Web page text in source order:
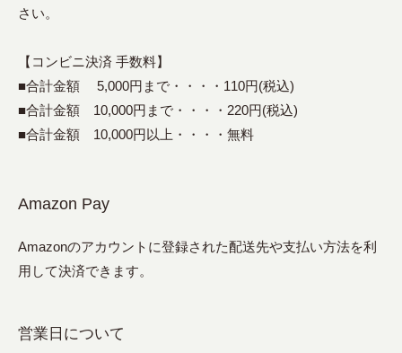
さい。
【コンビニ決済 手数料】
■合計金額 5,000円まで・・・・110円(税込)
■合計金額 10,000円まで・・・・220円(税込)
■合計金額 10,000円以上・・・・無料
Amazon Pay
Amazonのアカウントに登録された配送先や支払い方法を利
用して決済できます。
営業日について